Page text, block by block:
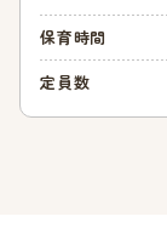
保育時間
定員数